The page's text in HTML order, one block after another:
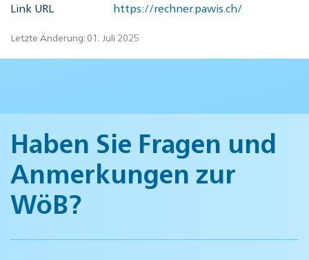
Link URL https://rechner.pawis.ch/
Letzte Änderung: 01. Juli 2025
Haben Sie Fragen und
Anmerkungen zur
WöB?